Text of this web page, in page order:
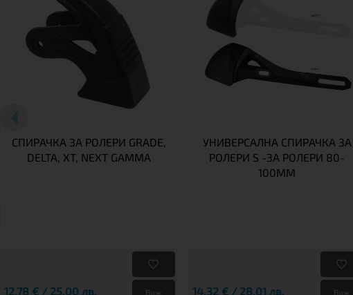
СПИРАЧКА ЗА РОЛЕРИ GRADE,
DELTA, XT, NEXT GAMMA
12,78 € / 25.00 лв. Виж
УНИВЕРСАЛНА СПИРАЧКА ЗА
РОЛЕРИ S -ЗА РОЛЕРИ 80-
100MM
14,32 € / 28.01 лв. Виж